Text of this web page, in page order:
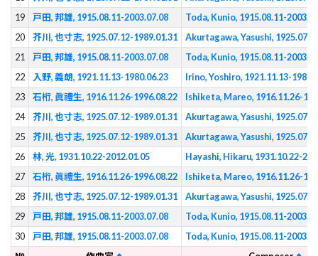
19
戸田, 邦雄, 1915.08.11-2003.07.08
Toda, Kunio, 1915.08.11-
20
芥川, 也寸志, 1925.07.12-1989.01.31
Akurtagawa, Yasushi,
21
戸田, 邦雄, 1915.08.11-2003.07.08
Toda, Kunio, 1915.08.11-
22
入野, 義朗, 1921.11.13-1980.06.23
Irino, Yoshiro, 1921.11.13-
23
石桁, 眞禮生, 1916.11.26-1996.08.22
Ishiketa, Mareo, 1916.11.26-
24
芥川, 也寸志, 1925.07.12-1989.01.31
Akurtagawa, Yasushi,
25
芥川, 也寸志, 1925.07.12-1989.01.31
Akurtagawa, Yasushi,
26
林, 光, 1931.10.22-2012.01.05
Hayashi, Hikaru, 1931.10.22-
27
石桁, 眞禮生, 1916.11.26-1996.08.22
Ishiketa, Mareo, 1916.11.26-
28
芥川, 也寸志, 1925.07.12-1989.01.31
Akurtagawa, Yasushi,
29
戸田, 邦雄, 1915.08.11-2003.07.08
Toda, Kunio, 1915.08.11-
30
戸田, 邦雄, 1915.08.11-2003.07.08
Toda, Kunio, 1915.08.11-